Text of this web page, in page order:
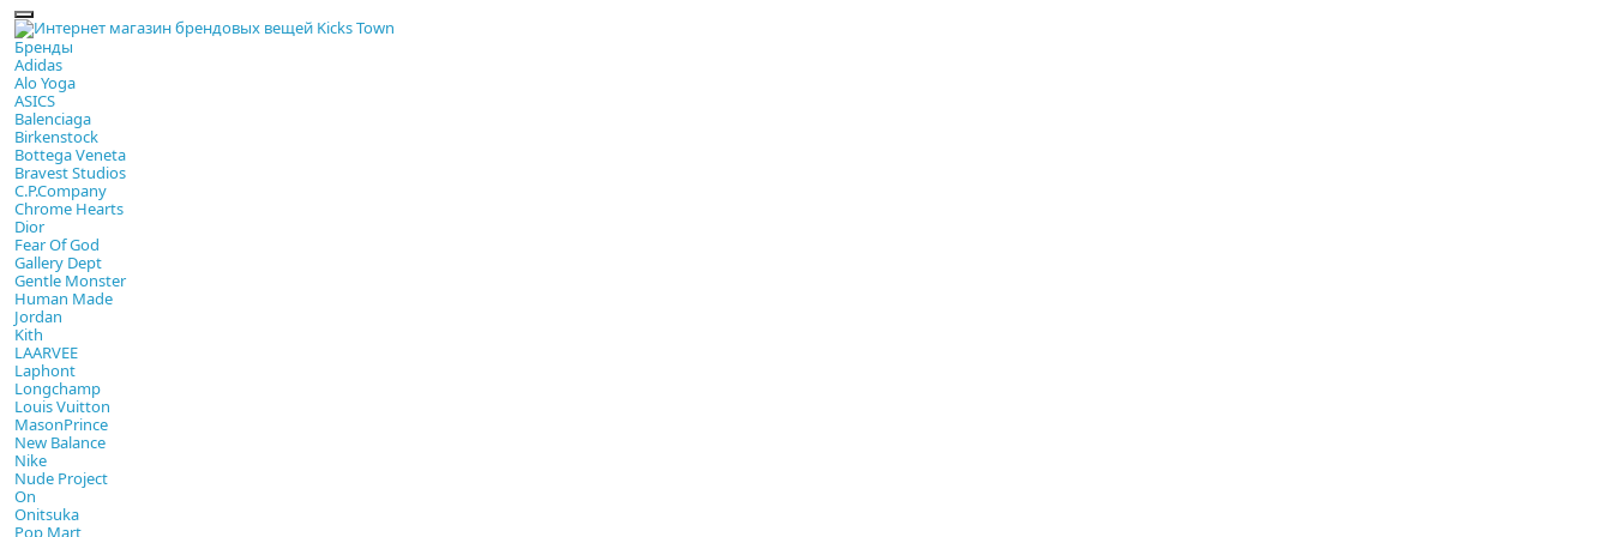
Бренды
Adidas
Alo Yoga
ASICS
Balenciaga
Birkenstock
Bottega Veneta
Bravest Studios
C.P.Company
Chrome Hearts
Dior
Fear Of God
Gallery Dept
Gentle Monster
Human Made
Jordan
Kith
LAARVEE
Laphont
Longchamp
Louis Vuitton
MasonPrince
New Balance
Nike
Nude Project
On
Onitsuka
Pop Mart